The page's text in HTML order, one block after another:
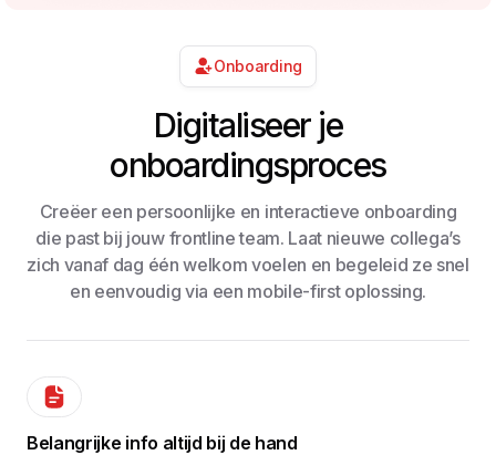
Onboarding
Digitaliseer je
onboardingsproces
Creëer een persoonlijke en interactieve onboarding
die past bij jouw frontline team. Laat nieuwe collega’s
zich vanaf dag één welkom voelen en begeleid ze snel
en eenvoudig via een mobile-first oplossing.
Belangrijke info altijd bij de hand